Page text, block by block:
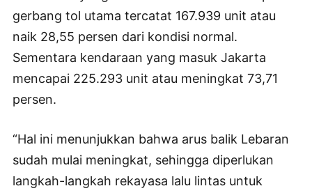
gerbang tol utama tercatat 167.939 unit atau
naik 28,55 persen dari kondisi normal.
Sementara kendaraan yang masuk Jakarta
mencapai 225.293 unit atau meningkat 73,71
persen.
“Hal ini menunjukkan bahwa arus balik Lebaran
sudah mulai meningkat, sehingga diperlukan
langkah-langkah rekayasa lalu lintas untuk